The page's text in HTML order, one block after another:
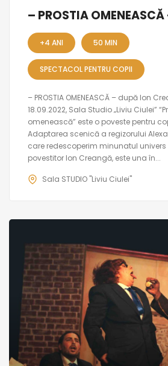
– PROSTIA OMENEASCĂ
+4 ANI 50 MIN
SPECTACOL PENTRU COPII
– PROSTIA OMENEASCĂ – după Ion
18.09.2022, Sala Studio „Liviu Ciulei”
omenească” este o poveste pentru
Adaptarea scenică a regizorului
care redescoperim minunatul
povestitor Ion Creangă, este una în...
Sala STUDIO "Liviu Ciulei"